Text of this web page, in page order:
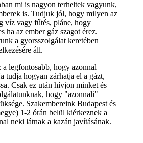
mi is nagyon terheltek vagyunk,
is. Tudjuk jól, hogy milyen az
víz vagy fűtés, pláne, hogy
ha az ember gáz szagot érez.
a gyorsszolgálat keretében
áll.
a legfontosabb, hogy azonnal
tudja hogyan zárhatja el a gázt,
Csak ez után hívjon minket és
hogy "azonnali"
Szakembereink Budapest és
1-2 órán belül kiérkeznek a
neki látnak a kazán javításának.